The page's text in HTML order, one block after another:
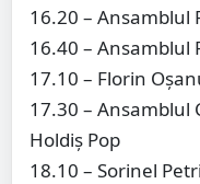
16.20 – Ansamblul
16.40 – Ansamblul
17.10 – Florin
17.30 – Ansamblul
Holdiș Pop
18.10 – Sorinel